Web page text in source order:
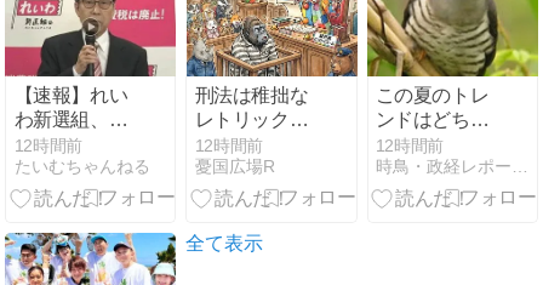
モビリティ事
業を強化
【速報】れい
わ新選組、
「いのちの
党」に党名変
更
12時間前
たいむちゃんねる
刑法は稚拙な
レトリック！
改善しないと
人類に未来な
し
12時間前
憂国広場R
この夏のトレ
ンドはどちら
に向かう？
12時間前
全て表示